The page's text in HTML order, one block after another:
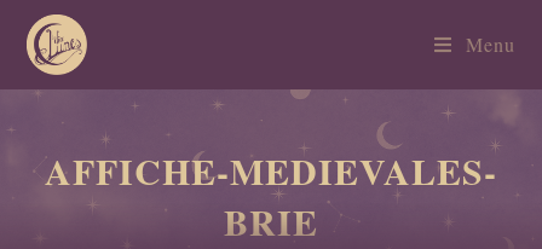
Menu
AFFICHE-MEDIEVALES-
BRIE